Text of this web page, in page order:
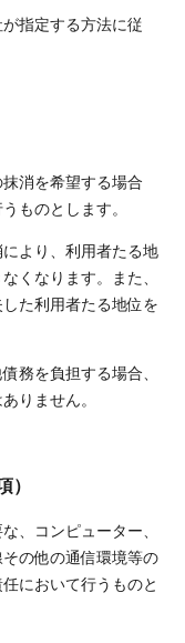
指定する方法に従
消を希望する場合
ものとします。
より、利用者たる地
くなります。また、
た利用者たる地位を
務を負担する場合、
りません。
）
、コンピューター、
の他の通信環境等の
において行うものと